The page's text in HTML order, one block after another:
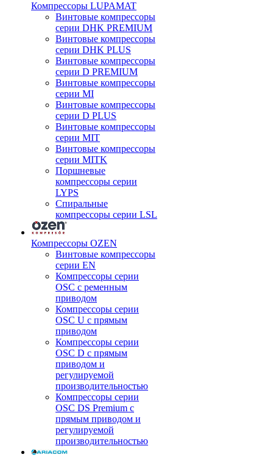
Компрессоры LUPAMAT
Винтовые компрессоры
серии DHK PREMIUM
Винтовые компрессоры
серии DHK PLUS
Винтовые компрессоры
серии D PREMIUM
Винтовые компрессоры
серии MI
Винтовые компрессоры
серии D PLUS
Винтовые компрессоры
серии MIT
Винтовые компрессоры
серии MITK
Поршневые
компрессоры серии
LYPS
Спиральные
компрессоры серии LSL
Компрессоры OZEN
Винтовые компрессоры
серии EN
Компрессоры серии
OSC с ременным
приводом
Компрессоры серии
OSC U с прямым
приводом
Компрессоры серии
OSC D с прямым
приводом и
регулируемой
производительностью
Компрессоры серии
OSC DS Premium с
прямым приводом и
регулируемой
производительностью